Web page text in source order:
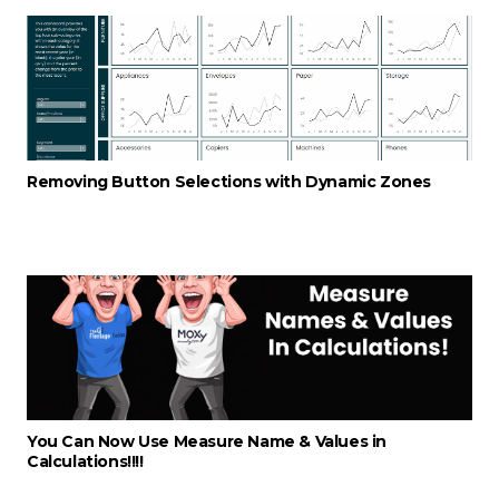
Removing Button Selections with Dynamic Zones
You Can Now Use Measure Name & Values in
Calculations!!!!